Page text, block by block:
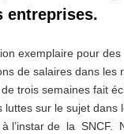
entreprises.
exemplaire pour des
de salaires dans les
trois semaines fait
luttes sur le sujet dans
l’instar de la SNCF.